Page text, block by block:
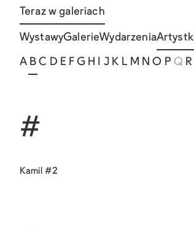
Teraz w galeriach
WystawyGalerieWydarzenia
A B C D E F G H J K L M N O P Q R
#
Kamil #2